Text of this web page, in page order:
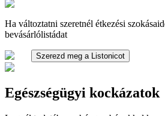
Ha változtatni szeretnél étkezési
bevásárlólistádat
Szerezd meg a Listonicot
Egészségügyi kockázatok